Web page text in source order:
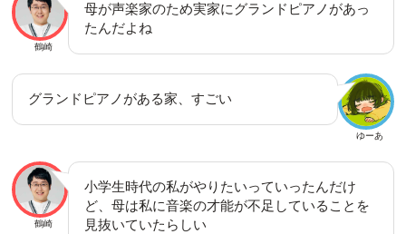
鶴崎
母が声楽家のため実家にグランドピアノがあっ
たんだよね
ゆーあ
グランドピアノがある家、すごい
鶴崎
小学生時代の私がやりたいっていったんだけ
ど、母は私に音楽の才能が不足していることを
見抜いていたらしい